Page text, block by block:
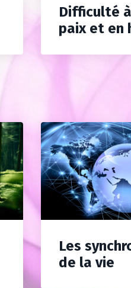
Difficulté
paix et en
Les
de la vie